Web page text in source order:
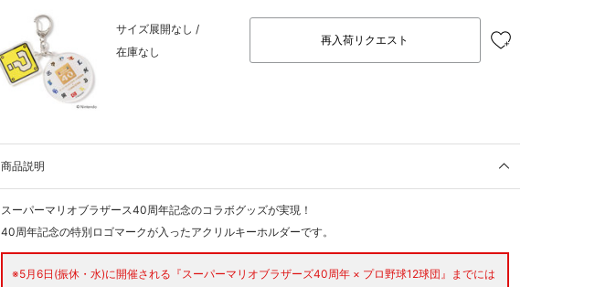
サイズ展開なし /
在庫なし
再入荷リクエスト
商品説明
スーパーマリオブラザース40周年記念のコラボグッズが実現！
40周年記念の特別ロゴマークが入ったアクリルキーホルダーです。
※5月6日(振休・水)に開催される『スーパーマリオブラザーズ40周年 × プロ野球12球団』までには